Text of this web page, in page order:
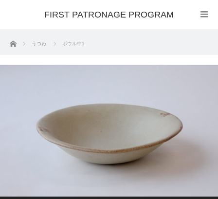
FIRST PATRONAGE PROGRAM
ホーム うつわ ボウル中1